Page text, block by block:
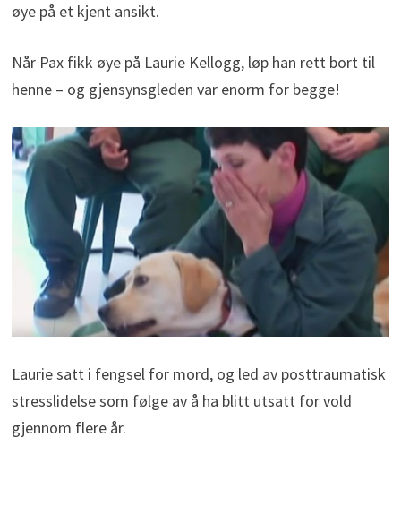
øye på et kjent ansikt.
Når Pax fikk øye på Laurie Kellogg, løp han rett bort til
henne – og gjensynsgleden var enorm for begge!
Laurie satt i fengsel for mord, og led av posttraumatisk
stresslidelse som følge av å ha blitt utsatt for vold
gjennom flere år.